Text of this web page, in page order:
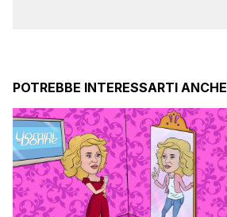
POTREBBE INTERESSARTI ANCHE